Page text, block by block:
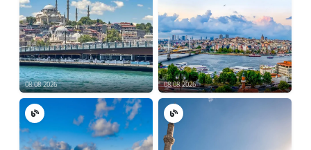
08.08.2026 08.08.2026